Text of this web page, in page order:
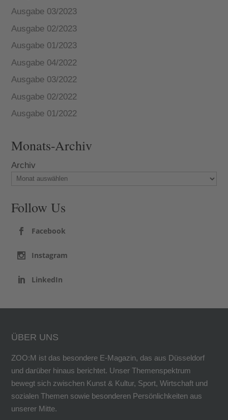
Ausgabe 03/2023
Ausgabe 02/2023
Ausgabe 01/2023
Ausgabe 04/2022
Ausgabe 03/2022
Ausgabe 02/2022
Ausgabe 01/2022
Monats-Archiv
Archiv
Follow Us
Facebook
Instagram
LinkedIn
ÜBER UNS
ZOO:M ist das besondere E-Magazin, das aus Düsseldorf
und darüber hinaus berichtet. Unser Themenspektrum
bewegt sich zwischen Kunst & Kultur, Sport, Wirtschaft und
sozialen Themen sowie besonderen Persönlichkeiten aus
unserer Mitte.